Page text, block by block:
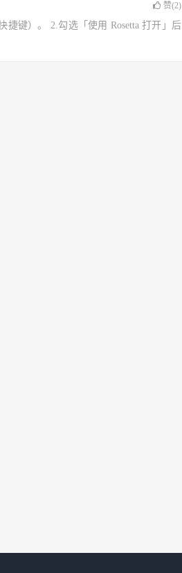
赞(2)
捷键）。 2.勾选「使用 Rosetta 打开」后